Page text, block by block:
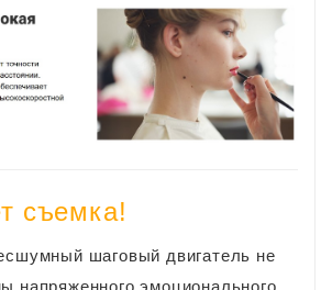
съемка!
шаговый двигатель не